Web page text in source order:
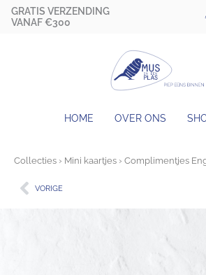
naar
GRATIS VERZENDING
VANAF €300
HOME OVER ONS
Collecties › Mini kaartjes › Complimentjes
Vorige
VORIGE